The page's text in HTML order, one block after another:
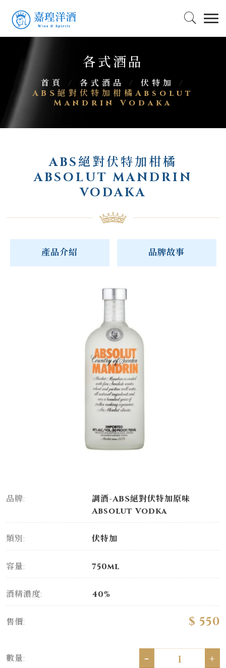
各式酒品
首頁 / 各式酒品 / 伏特加
/
ABS絕對伏特加柑橘Absolut
Mandrin Vodaka
ABS絕對伏特加柑橘
ABSOLUT MANDRIN
VODAKA
產品介紹 品牌故事
品牌:
調酒-ABS絕對伏特加原味
Absolut Vodka
類別: 伏特加
容量: 750ml
酒精濃度: 40%
售價: $ 550
數量: - +